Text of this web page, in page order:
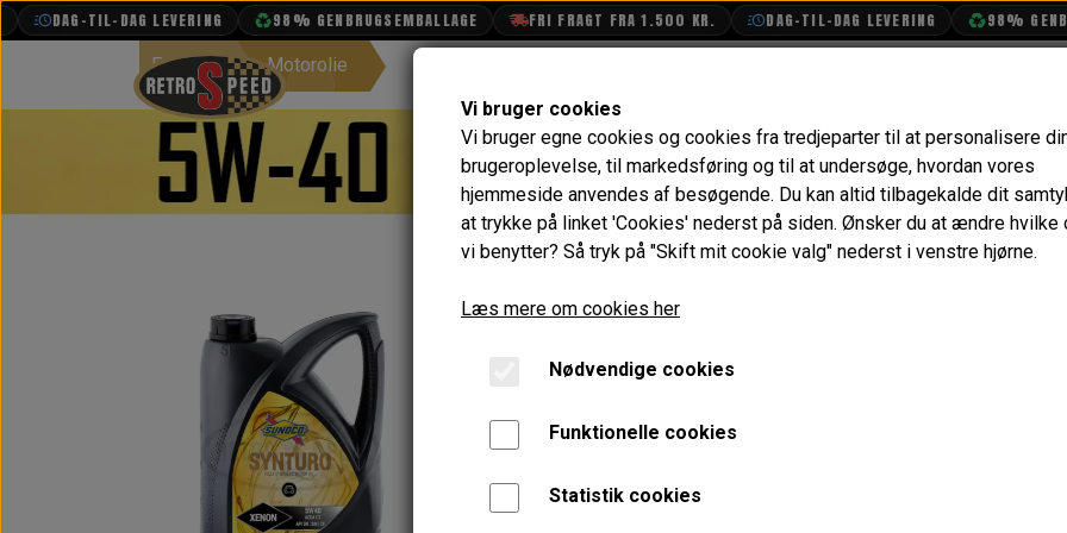
DAG-TIL-DAG LEVERING 98% GENBRUGSEMBALLAGE FRI FRAGT FRA 1.500 KR. DAG-TIL-DAG LEVERING 98%
PROJEKTER
Forside Motorolie
Vi bruger cookies
Vi bruger egne cookies og cookies fra tredjeparter til at personalisere
brugeroplevelse, til markedsføring og til at undersøge, hvordan vores
hjemmeside anvendes af besøgende. Du kan altid tilbagekalde dit
at trykke på linket 'Cookies' nederst på siden. Ønsker du at ændre hvilke
vi benytter? Så tryk på "Skift mit cookie valg" nederst i venstre hjørne.
Læs mere om cookies her
Nødvendige cookies
Funktionelle cookies
Statistik cookies